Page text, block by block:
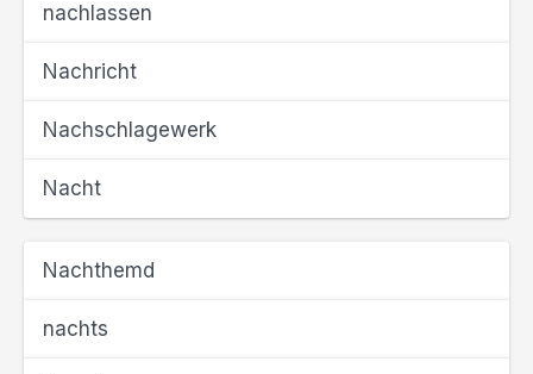
nachlassen
Nachricht
Nachschlagewerk
Nacht
Nachthemd
nachts